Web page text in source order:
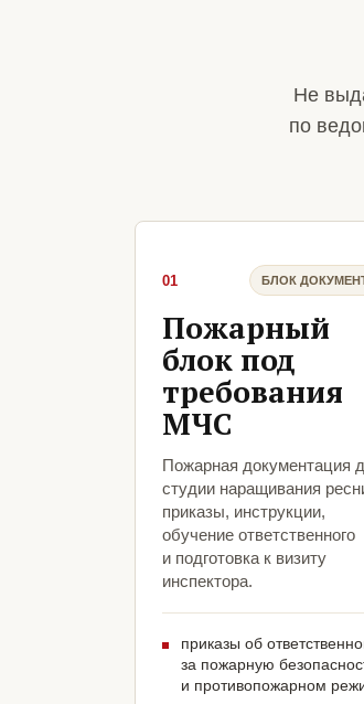
Не
по
01 БЛОК
Пожарный
блок под
требования
МЧС
Пожарная документация
студии наращивания
приказы, инструкции,
обучение ответственного
и подготовка к визиту
инспектора.
приказы об
за пожарную
и противопожарном